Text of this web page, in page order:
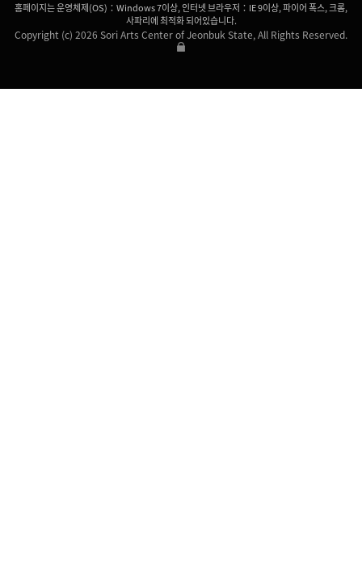
홈페이지는 운영체제(OS)：Windows 7이상, 인터넷 브라우저：IE 9이상, 파이어 폭스, 크롬,
사파리에 최적화 되어있습니다.
Copyright (c) 2026 Sori Arts Center of Jeonbuk State, All Rights Reserved.